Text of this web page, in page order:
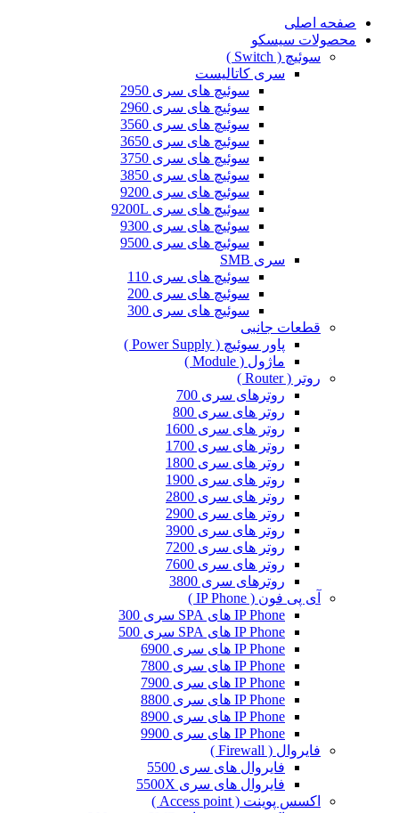
صفحه اصلی
محصولات سیسکو
سوئیچ ( Switch )
سری کاتالیست
سوئیچ های سری 2950
سوئیچ های سری 2960
سوئیچ های سری 3560
سوئیچ های سری 3650
سوئیچ های سری 3750
سوئیچ های سری 3850
سوئیچ های سری 9200
سوئیچ های سری 9200L
سوئیچ های سری 9300
سوئیچ های سری 9500
سری SMB
سوئیچ های سری 110
سوئیچ های سری 200
سوئیچ های سری 300
قطعات جانبی
پاور سوئیچ ( Power Supply )
ماژول ( Module )
روتر ( Router )
روترهای سری 700
روتر های سری 800
روتر های سری 1600
روتر های سری 1700
روتر های سری 1800
روتر های سری 1900
روتر های سری 2800
روتر های سری 2900
روتر های سری 3900
روتر های سری 7200
روتر های سری 7600
روترهای سری 3800
آی پی فون ( IP Phone )
IP Phone های SPA سری 300
IP Phone های SPA سری 500
IP Phone های سری 6900
IP Phone های سری 7800
IP Phone های سری 7900
IP Phone های سری 8800
IP Phone های سری 8900
IP Phone های سری 9900
فایروال ( Firewall )
فایروال های سری 5500
فایروال های سری 5500X
اکسس پوینت ( Access point )